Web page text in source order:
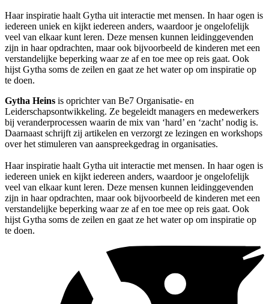
Haar inspiratie haalt Gytha uit interactie met mensen. In haar ogen is
iedereen uniek en kijkt iedereen anders, waardoor je ongelofelijk
veel van elkaar kunt leren. Deze mensen kunnen leidinggevenden
zijn in haar opdrachten, maar ook bijvoorbeeld de kinderen met een
verstandelijke beperking waar ze af en toe mee op reis gaat. Ook
hijst Gytha soms de zeilen en gaat ze het water op om inspiratie op
te doen.
Gytha Heins is oprichter van Be7 Organisatie- en
Leiderschapsontwikkeling. Ze begeleidt managers en medewerkers
bij veranderprocessen waarin de mix van ‘hard’ en ‘zacht’ nodig is.
Daarnaast schrijft zij artikelen en verzorgt ze lezingen en workshops
over het stimuleren van aanspreekgedrag in organisaties.
Haar inspiratie haalt Gytha uit interactie met mensen. In haar ogen is
iedereen uniek en kijkt iedereen anders, waardoor je ongelofelijk
veel van elkaar kunt leren. Deze mensen kunnen leidinggevenden
zijn in haar opdrachten, maar ook bijvoorbeeld de kinderen met een
verstandelijke beperking waar ze af en toe mee op reis gaat. Ook
hijst Gytha soms de zeilen en gaat ze het water op om inspiratie op
te doen.